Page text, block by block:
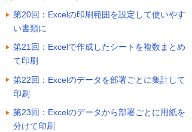
第20回：Excelの印刷範囲を設定して使いやす
い書類に
第21回：Excelで作成したシートを複数まとめ
て印刷
第22回：Excelのデータを部署ごとに集計して
印刷
第23回：Excelのデータから部署ごとに用紙を
分けて印刷